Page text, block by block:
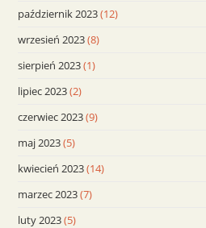
październik 2023(12)
wrzesień 2023(8)
sierpień 2023(1)
lipiec 2023(2)
czerwiec 2023(9)
maj 2023(5)
kwiecień 2023(14)
marzec 2023(7)
luty 2023(5)